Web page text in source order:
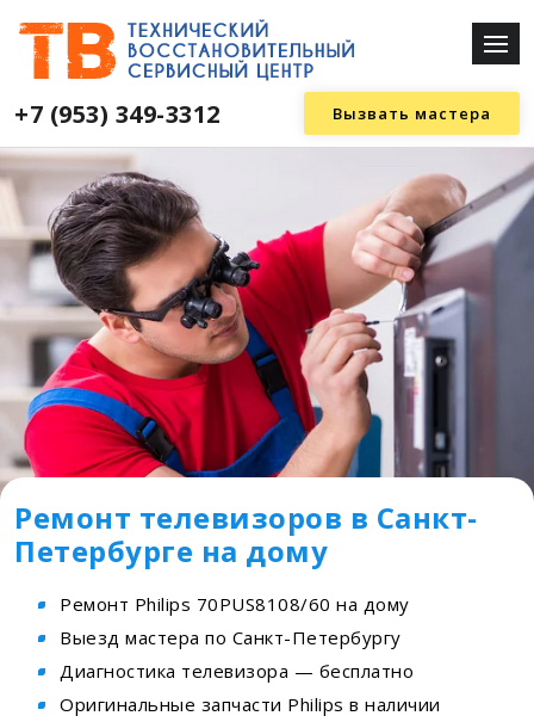
+7 (953) 349-3312 Вызвать мастера
Ремонт телевизоров в Санкт-
Петербурге на дому
Ремонт Philips 70PUS8108/60 на дому
Выезд мастера по Санкт-Петербургу
Диагностика телевизора — бесплатно
Оригинальные запчасти Philips в наличии